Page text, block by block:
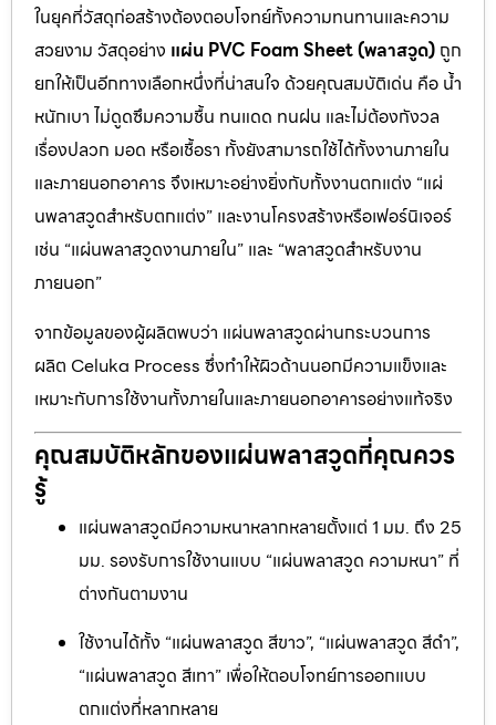
ในยุคที่วัสดุก่อสร้างต้องตอบโจทย์ทั้งความทนทานและความ
สวยงาม วัสดุอย่าง แผ่น PVC Foam Sheet (พลาสวูด) ถูก
ยกให้เป็นอีกทางเลือกหนึ่งที่น่าสนใจ ด้วยคุณสมบัติเด่น คือ น้ำ
หนักเบา ไม่ดูดซึมความชื้น ทนแดด ทนฝน และไม่ต้องกังวล
เรื่องปลวก มอด หรือเชื้อรา ทั้งยังสามารถใช้ได้ทั้งงานภายใน
และภายนอกอาคาร จึงเหมาะอย่างยิ่งกับทั้งงานตกแต่ง “แผ่
นพลาสวูดสำหรับตกแต่ง” และงานโครงสร้างหรือเฟอร์นิเจอร์
เช่น “แผ่นพลาสวูดงานภายใน” และ “พลาสวูดสำหรับงาน
ภายนอก”
จากข้อมูลของผู้ผลิตพบว่า แผ่นพลาสวูดผ่านกระบวนการ
ผลิต Celuka Process ซึ่งทำให้ผิวด้านนอกมีความแข็งและ
เหมาะกับการใช้งานทั้งภายในและภายนอกอาคารอย่างแท้จริง
คุณสมบัติหลักของแผ่นพลาสวูดที่คุณควร
รู้
แผ่นพลาสวูดมีความหนาหลากหลายตั้งแต่ 1 มม. ถึง 25
มม. รองรับการใช้งานแบบ “แผ่นพลาสวูด ความหนา” ที่
ต่างกันตามงาน
ใช้งานได้ทั้ง “แผ่นพลาสวูด สีขาว”, “แผ่นพลาสวูด สีดำ”,
“แผ่นพลาสวูด สีเทา” เพื่อให้ตอบโจทย์การออกแบบ
ตกแต่งที่หลากหลาย